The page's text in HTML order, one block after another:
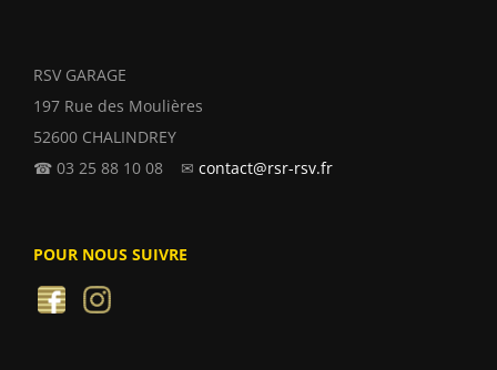
RSV GARAGE
197 Rue des Moulières
52600 CHALINDREY
☎ 03 25 88 10 08 ✉ contact@rsr-rsv.fr
POUR NOUS SUIVRE